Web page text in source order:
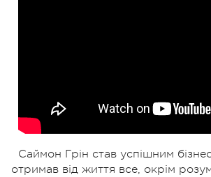
Саймон Грін став успішним
отримав від життя все, окрім